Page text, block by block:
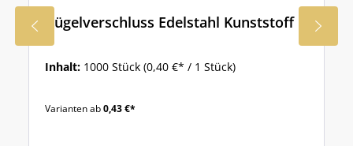
Bügelverschluss Edelstahl Kunststoff
Inhalt: 1000 Stück (0,40 €* / 1 Stück)
Varianten ab0,43 €*